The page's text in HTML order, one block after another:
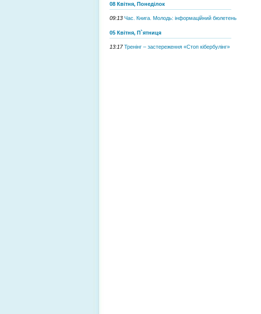
08 Квітня, Понеділок
09:13 Час. Книга. Молодь: інформаційний бюлетень
05 Квітня, П`ятниця
13:17 Тренінг – застереження «Стоп кібербулінг»